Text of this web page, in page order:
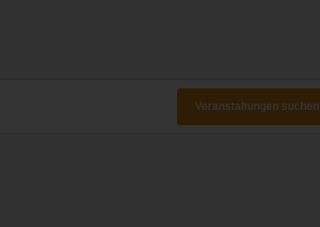
Veranstaltungen suchen